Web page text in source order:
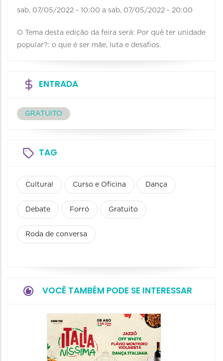
sab, 07/05/2022 - 10:00 a sab, 07/05/2022 - 20:00
O Tema desta edição da feira será: Por quê ter unidade
popular?: o que é ser mãe, luta e desafios.
ENTRADA
GRATUITO
TAG
Cultural Curso e Oficina Dança
Debate Forró Gratuito
Roda de conversa
VOCÊ TAMBÉM PODE SE INTERESSAR